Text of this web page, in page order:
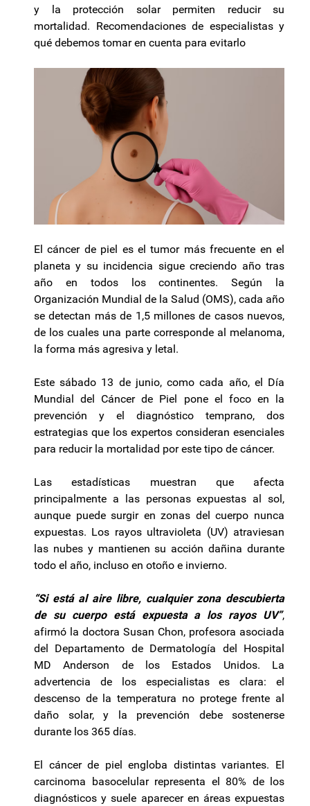
y la protección solar permiten reducir su
mortalidad. Recomendaciones de especialistas y
qué debemos tomar en cuenta para evitarlo
El cáncer de piel es el tumor más frecuente en el
planeta y su incidencia sigue creciendo año tras
año en todos los continentes. Según la
Organización Mundial de la Salud (OMS), cada año
se detectan más de 1,5 millones de casos nuevos,
de los cuales una parte corresponde al melanoma,
la forma más agresiva y letal.
Este sábado 13 de junio, como cada año, el Día
Mundial del Cáncer de Piel pone el foco en la
prevención y el diagnóstico temprano, dos
estrategias que los expertos consideran esenciales
para reducir la mortalidad por este tipo de cáncer.
Las estadísticas muestran que afecta
principalmente a las personas expuestas al sol,
aunque puede surgir en zonas del cuerpo nunca
expuestas. Los rayos ultravioleta (UV) atraviesan
las nubes y mantienen su acción dañina durante
todo el año, incluso en otoño e invierno.
“Si está al aire libre, cualquier zona descubierta
de su cuerpo está expuesta a los rayos UV”,
afirmó la doctora Susan Chon, profesora asociada
del Departamento de Dermatología del Hospital
MD Anderson de los Estados Unidos. La
advertencia de los especialistas es clara: el
descenso de la temperatura no protege frente al
daño solar, y la prevención debe sostenerse
durante los 365 días.
El cáncer de piel engloba distintas variantes. El
carcinoma basocelular representa el 80% de los
diagnósticos y suele aparecer en áreas expuestas